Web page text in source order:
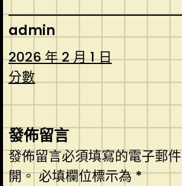
admin
2026 年 2 月 1 日
分數
發佈留言
發佈留言必須填寫的電子郵
開。必填欄位標示為*